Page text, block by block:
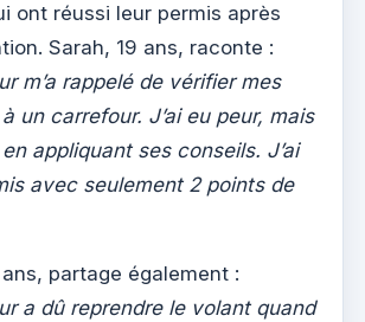
ont réussi leur permis après
Sarah, 19 ans, raconte :
m’a rappelé de vérifier mes
un carrefour. J’ai eu peur, mais
appliquant ses conseils. J’ai
avec seulement 2 points de
partage également :
a dû reprendre le volant quand